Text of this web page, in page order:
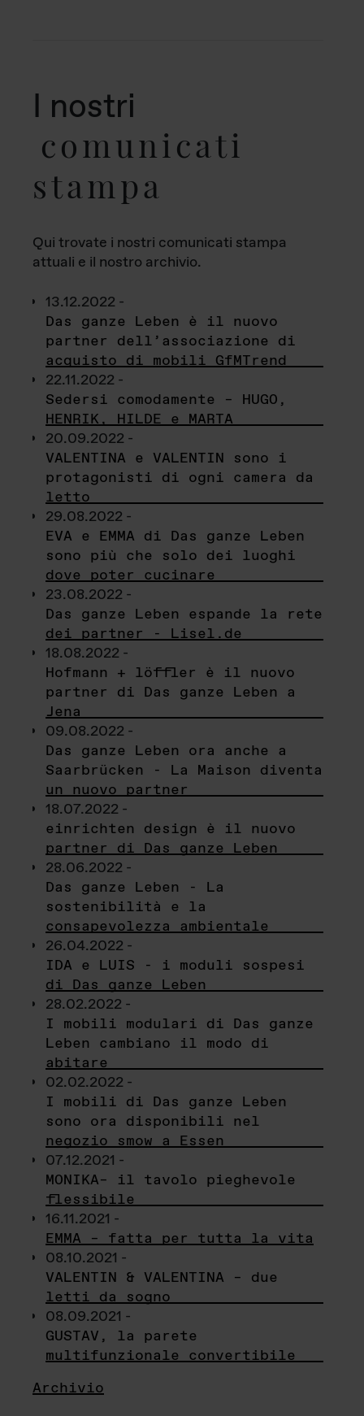
I nostri
comunicati
stampa
Qui trovate i nostri comunicati stampa
attuali e il nostro archivio.
13.12.2022 -
Das ganze Leben è il nuovo
partner dell’associazione di
acquisto di mobili GfMTrend
22.11.2022 -
Sedersi comodamente – HUGO,
HENRIK, HILDE e MARTA
20.09.2022 -
VALENTINA e VALENTIN sono i
protagonisti di ogni camera da
letto
29.08.2022 -
EVA e EMMA di Das ganze Leben
sono più che solo dei luoghi
dove poter cucinare
23.08.2022 -
Das ganze Leben espande la rete
dei partner - Lisel.de
18.08.2022 -
Hofmann + löffler è il nuovo
partner di Das ganze Leben a
Jena
09.08.2022 -
Das ganze Leben ora anche a
Saarbrücken - La Maison diventa
un nuovo partner
18.07.2022 -
einrichten design è il nuovo
partner di Das ganze Leben
28.06.2022 -
Das ganze Leben - La
sostenibilità e la
consapevolezza ambientale
26.04.2022 -
IDA e LUIS - i moduli sospesi
di Das ganze Leben
28.02.2022 -
I mobili modulari di Das ganze
Leben cambiano il modo di
abitare
02.02.2022 -
I mobili di Das ganze Leben
sono ora disponibili nel
negozio smow a Essen
07.12.2021 -
MONIKA– il tavolo pieghevole
flessibile
16.11.2021 -
EMMA – fatta per tutta la vita
08.10.2021 -
VALENTIN & VALENTINA – due
letti da sogno
08.09.2021 -
GUSTAV, la parete
multifunzionale convertibile
Archivio